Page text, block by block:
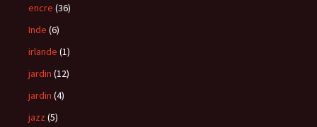
encre (36)
Inde (6)
irlande (1)
jardin (12)
jardin (4)
jazz (5)